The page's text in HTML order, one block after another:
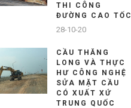
THI CÔNG
ĐƯỜNG CAO TỐC
28-10-20
CẦU THĂNG
LONG VÀ THỰC
HƯ CÔNG NGHỆ
SỬA MẶT CẦU
CÓ XUẤT XỨ
TRUNG QUỐC